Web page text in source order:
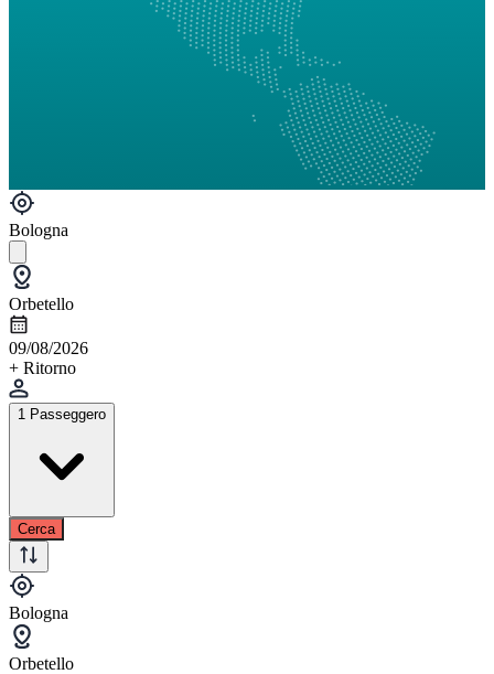
Bologna
Orbetello
09/08/2026
+ Ritorno
1 Passeggero
Cerca
Bologna
Orbetello